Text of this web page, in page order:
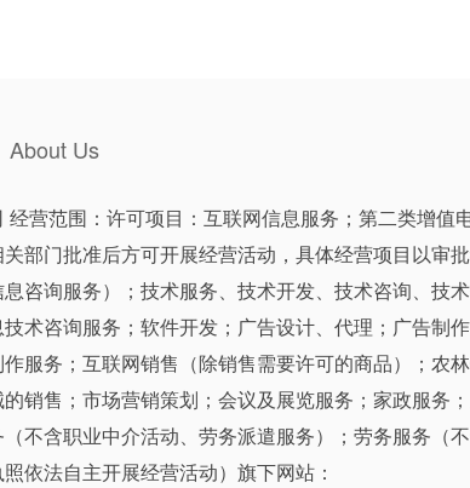
About Us
经营范围：许可项目：互联网信息服务；第二类增值
部门批准后方可开展经营活动，具体经营项目以审
咨询服务）；技术服务、技术开发、技术咨询、技
术咨询服务；软件开发；广告设计、代理；广告制
服务；互联网销售（除销售需要许可的商品）；农
销售；市场营销策划；会议及展览服务；家政服务
不含职业中介活动、劳务派遣服务）；劳务服务（
依法自主开展经营活动）旗下网站：